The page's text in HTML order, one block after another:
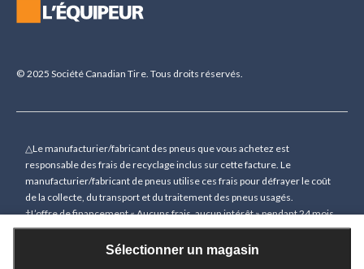
Sélectionner un magasin
© 2025 Société Canadian Tire. Tous droits réservés.
△Le manufacturier/fabricant des pneus que vous achetez est
responsable des frais de recyclage inclus sur cette facture. Le
manufacturier/fabricant de pneus utilise ces frais pour défrayer le coût
de la collecte, du transport et du traitement des pneus usagés.
†L’offre de financement « Aucuns frais, aucun intérêt » pendant 24 mois
(sauf indication contraire) n’est accordée que sur demande sous
réserve d’une approbation de crédit préalable pour des achats de 150 $